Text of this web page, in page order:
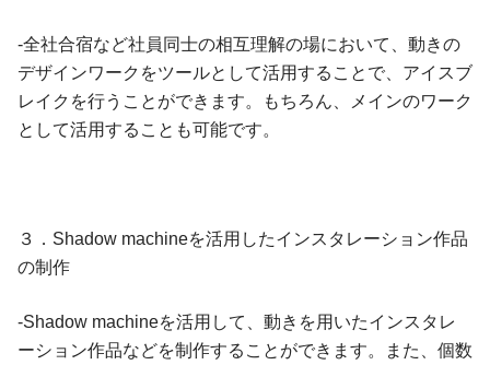
-全社合宿など社員同士の相互理解の場において、動きの
デザインワークをツールとして活用することで、アイスブ
レイクを行うことができます。もちろん、メインのワーク
として活用することも可能です。
３．Shadow machineを活用したインスタレーション作品
の制作
-Shadow machineを活用して、動きを用いたインスタレ
ーション作品などを制作することができます。また、個数